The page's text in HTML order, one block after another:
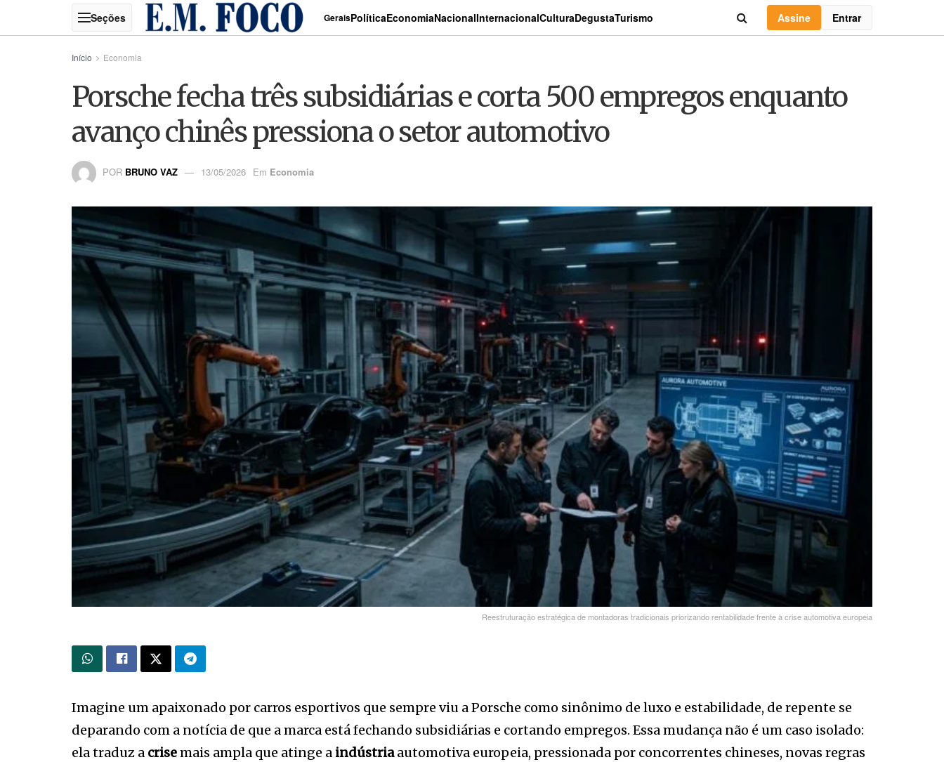
GeraisPolíticaEconomiaNacionalInternacionalCulturaDegustaTurismo Assine Entrar
Início Economia
Porsche fecha três subsidiárias e corta 500 empregos enquanto
avanço chinês pressiona o setor automotivo
POR BRUNO VAZ 13/05/2026 Em Economia
Reestruturação estratégica de montadoras tradicionais priorizando rentabilidade frente à crise automotiva europeia
Imagine um apaixonado por carros esportivos que sempre viu a Porsche como sinônimo de luxo e estabilidade, de repente se
deparando com a notícia de que a marca está fechando subsidiárias e cortando empregos. Essa mudança não é um caso isolado:
ela traduz a crisemais ampla que atinge aindústriaautomotiva europeia, pressionada por concorrentes chineses, novas regras